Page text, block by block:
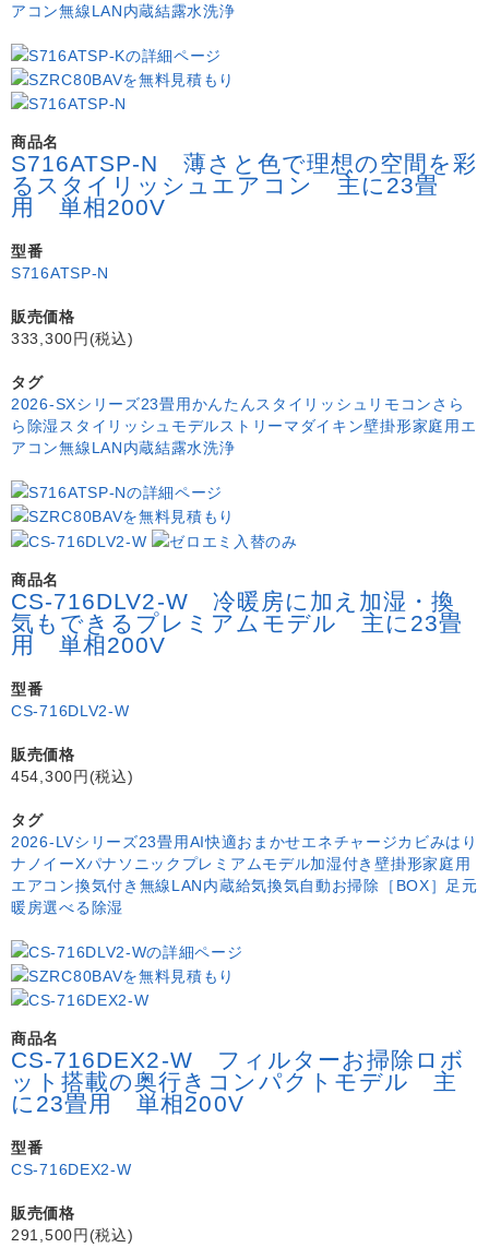
アコン無線LAN内蔵結露水洗浄
商品名
S716ATSP-N 薄さと色で理想の空間を彩
るスタイリッシュエアコン 主に23畳
用 単相200V
型番
S716ATSP-N
販売価格
333,300円(税込)
タグ
2026-SXシリーズ23畳用かんたんスタイリッシュリモコンさら
ら除湿 スタイリッシュモデルストリーマ ダイキン壁掛形家庭用エ
アコン無線LAN内蔵結露水洗浄
商品名
CS-716DLV2-W 冷暖房に加え加湿・換
気もできるプレミアムモデル 主に23畳
用 単相200V
型番
CS-716DLV2-W
販売価格
454,300円(税込)
タグ
2026-LVシリーズ23畳用AI快適おまかせエネチャージカビみはり
ナノイーXパナソニック プレミアムモデル加湿付き壁掛形家庭用
エアコン換気付き 無線LAN内蔵給気換気自動お掃除［BOX］
足元
暖房選べる除湿
商品名
CS-716DEX2-W フィルターお掃除ロボ
ット搭載の奥行きコンパクトモデル 主
に23畳用 単相200V
型番
CS-716DEX2-W
販売価格
291,500円(税込)